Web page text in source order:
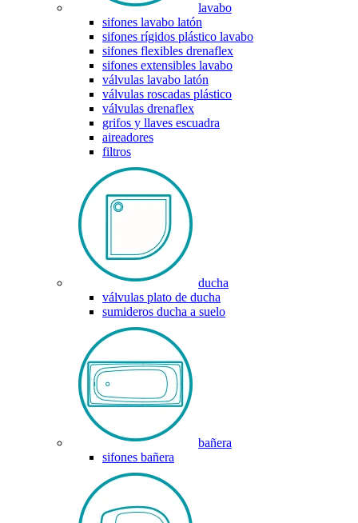
lavabo
sifones lavabo latón
sifones rígidos plástico lavabo
sifones flexibles drenaflex
sifones extensibles lavabo
válvulas lavabo latón
válvulas roscadas plástico
válvulas drenaflex
grifos y llaves escuadra
aireadores
filtros
ducha
válvulas plato de ducha
sumideros ducha a suelo
bañera
sifones bañera